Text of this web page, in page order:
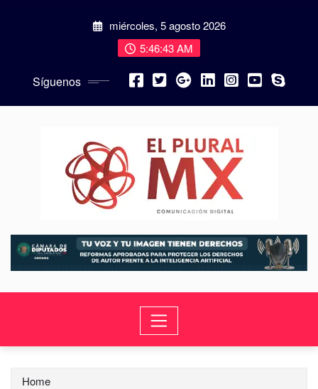
miércoles, 5 agosto 2026
5:46:44 AM
Síguenos
Home